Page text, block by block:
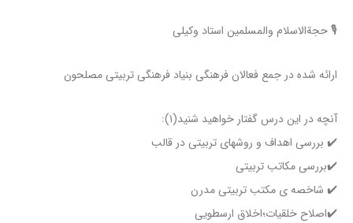
🎙 حجة‌الاسلام‌ والمسلمین‌ استاد وکیلی
ارائه شده در جمع فعالان فرهنگی بنیاد فرهنگی تربیتی مصلحون
آنچه در این درس گفتار خواهید شنید(۱):
✔️ بررسی اهداف و روشهای تربیتی در قالب
✔️بررسی مکاتب تربیتی
✔️ شاخصه ی مکتب تربیتی مدرن
✔️اصلاح خلقیات؛اخلاق ارسطویی